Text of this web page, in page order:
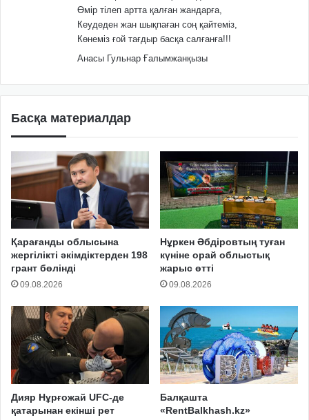
Өмір тілеп артта қалған жандарға,
Кеудеден жан шықпаған соң қайтеміз,
Көнеміз ғой тағдыр басқа салғанға!!!
Анасы Гульнар Ғалымжанқызы
Басқа материалдар
Қарағанды облысына
жергілікті әкімдіктерден 198
грант бөлінді
09.08.2026
Нұркен Әбдіровтың туған
күніне орай облыстық
жарыс өтті
09.08.2026
Дияр Нұрғожай UFC-де
қатарынан екінші рет
Балқашта
«RentBalkhash.kz»